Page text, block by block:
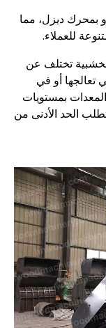
بمحرك ديزل، مما
للعملاء.
تختلف عن
تعالجها أو في
المعدات بمستويات
الحد الأدنى من